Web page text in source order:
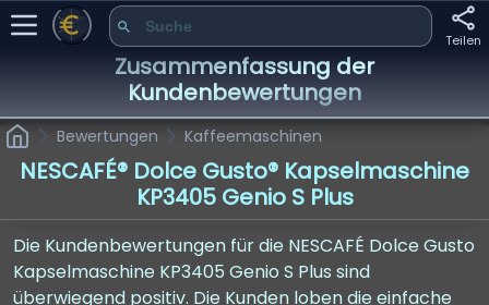
Teilen
Zusammenfassung der
Kundenbewertungen
Bewertungen Kaffeemaschinen
NESCAFÉ® Dolce Gusto® Kapselmaschine
KP3405 Genio S Plus
Die Kundenbewertungen für die NESCAFÉ Dolce Gusto
Kapselmaschine KP3405 Genio S Plus sind
überwiegend positiv. Die Kunden loben die einfache